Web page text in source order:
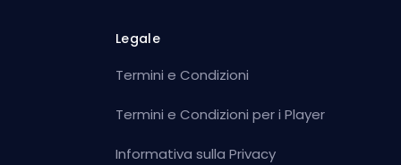
Legale
Termini e Condizioni
Termini e Condizioni per i Player
Informativa sulla Privacy